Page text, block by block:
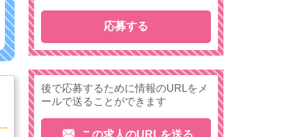
応募する
後で応募するために情報のURLをメ
ールで送ることができます